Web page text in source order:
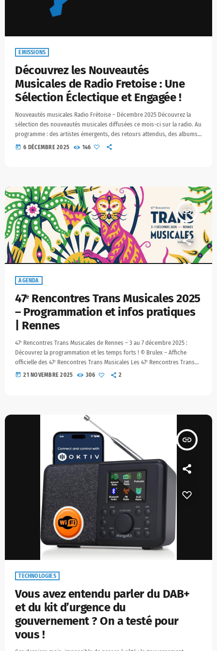
EMISSIONS
Découvrez les Nouveautés
Musicales de Radio Fretoise : Une
Sélection Éclectique et Engagée !
Nouveautés musicales Radio Frétoise – Décembre 2025 Découvrez la
sélection des nouveautés musicales diffusées ce mois-ci sur la radio. Au
programme : des artistes émergents, des retours attendus, des albums
engagés et des univers variés. Moxa – « Ember » Biographie : Moxa est
today 6 DÉCEMBRE 2025 146
insert_link
AGENDA
47ᵉ Rencontres Trans Musicales 2025
– Programmation et infos pratiques
| Rennes
47ᵉ Rencontres Trans Musicales de Rennes – 3 au 7 décembre 2025 :
Découvrez la programmation et les temps forts ! © Brulex – Affiche
officielle des 47ᵉ Rencontres Trans Musicales Les 47ᵉ Rencontres Trans
Musicales reviennent à Rennes du 3 au 7 décembre 2025 pour une
today 21 NOVEMBRE 2025 306 2
insert_link
TECHNOLOGIES
Vous avez entendu parler du DAB+
et du kit d’urgence du
gouvernement ? On a testé pour
vous !